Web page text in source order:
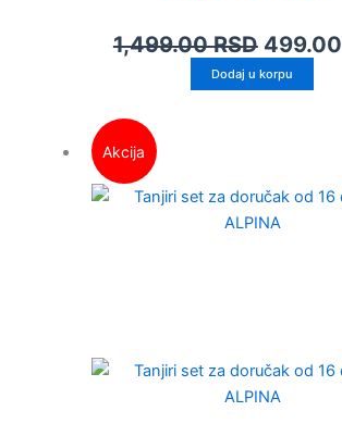
1,499.00RSD 499.00
Dodaj u korpu
Akcija